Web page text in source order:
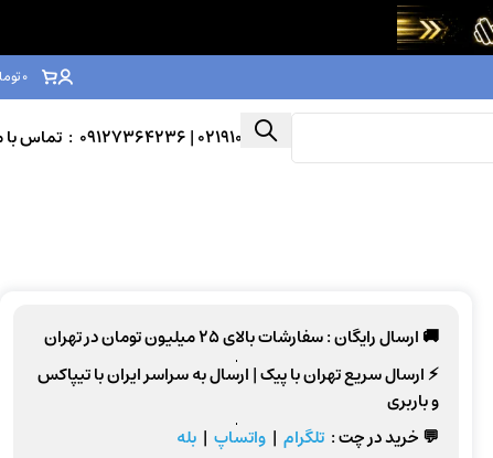
0
02191003039| 09127364236 : تماس با ما
🚚 ارسال رایگان :سفارشات بالای25 میلیون تومان
در تهران
⚡ارسال سریع تهرانبا پیک |ارسال به سراسر ایرانبا تیپاکس
و باربری
💬 خرید در چت : تلگرام | واتساپ | بله